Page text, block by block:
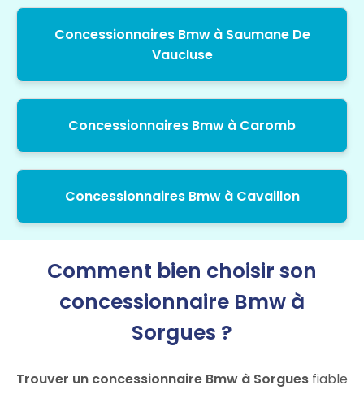
Concessionnaires Bmw à Saumane De
Vaucluse
Concessionnaires Bmw à Caromb
Concessionnaires Bmw à Cavaillon
Comment bien choisir son
concessionnaire Bmw à
Sorgues ?
Trouver un concessionnaire Bmw à Sorgues fiable